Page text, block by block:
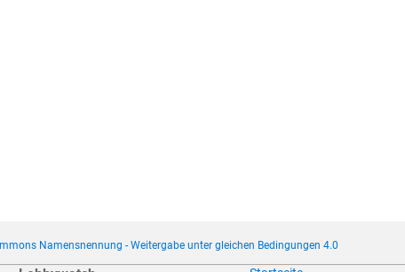
Namensnennung - Weitergabe unter gleichen Bedingungen 4.0